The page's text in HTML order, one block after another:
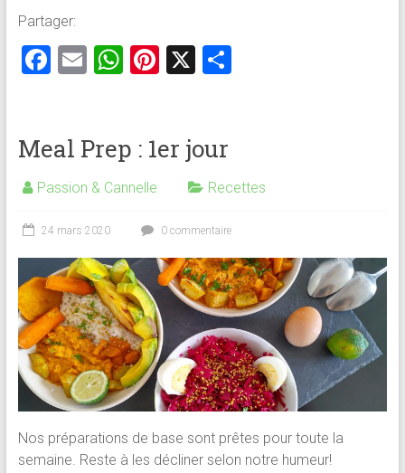
Partager:
F
b
o
ok
E
l
W
s
A
p
Pi
es
X P
er
Meal Prep : 1er jour
Passion & Cannelle Recettes
24 mars 2020 0 commentaire
Nos préparations de base sont prêtes pour toute la
semaine. Reste à les décliner selon notre humeur!